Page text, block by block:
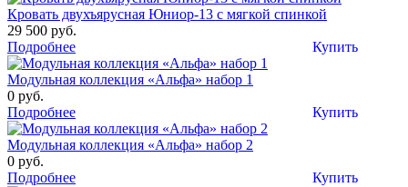
Кровать двухъярусная Юниор-13 c мягкой спинкой
29 500 руб.
Купить
Подробнее
Модульная коллекция «Альфа» набор 1
0 руб.
Купить
Подробнее
Модульная коллекция «Альфа» набор 2
0 руб.
Купить
Подробнее